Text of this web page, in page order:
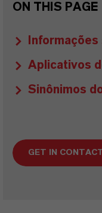
ON THIS PAGE
Aplicativos
Sinônimos
GET IN